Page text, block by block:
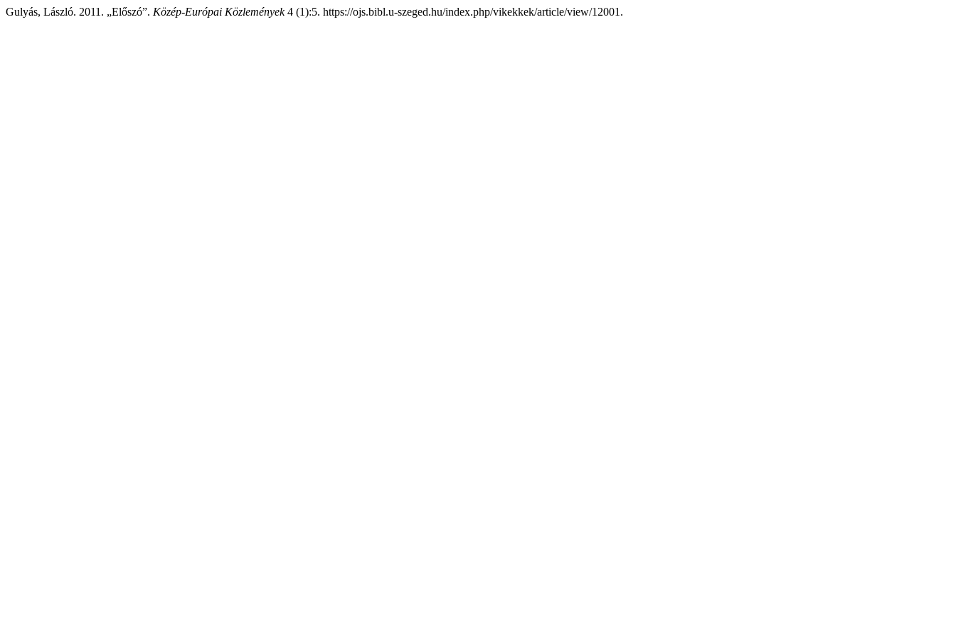
Gulyás, László. 2011. „Előszó”. Közép-Európai Közlemények4 (1):5. https://ojs.bibl.u-szeged.hu/index.php/vikekkek/article/view/12001.